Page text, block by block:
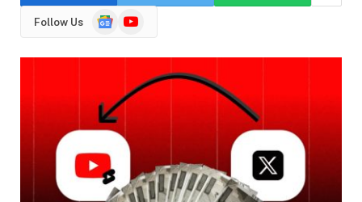
Follow Us
GoogleYouTube